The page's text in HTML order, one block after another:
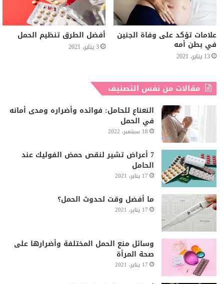
علامات تؤكد على وفاة الجنين
في بطن أمه
13 يناير، 2021
أفضل الطرق تنظيم الحمل
3 يناير، 2021
مقالات من نفس التصنيف
النعناع للحامل: فوائده وأضراره ومدى أمانه
في الحمل
18 سبتمبر، 2022
7 أعراض تشير لنقص حمض الفوليك عند
الحامل
17 يناير، 2021
ما أفضل وقت لحدوث الحمل؟
17 يناير، 2021
وسائل منع الحمل المختلفة وأضرارها على
صحة المرأة
17 يناير، 2021